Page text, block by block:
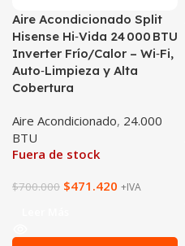
Aire Acondicionado Split
Hisense Hi‑Vida 24 000 BTU
Inverter Frío/Calor – Wi‑Fi,
Auto‑Limpieza y Alta
Cobertura
Aire Acondicionado, 24.000
BTU
Fuera de stock
$700.000 $471.420 +IVA